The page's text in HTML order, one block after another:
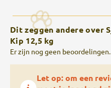
Dit zeggen andere over
Kip 12,5 kg
Er zijn nog geen beoordelingen.
Let op: om een